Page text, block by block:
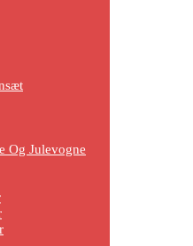
Og Julevogne